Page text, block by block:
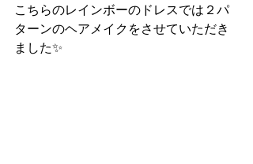
こちらのレインボーのドレスでは２パ
ターンのヘアメイクをさせていただき
ました✨